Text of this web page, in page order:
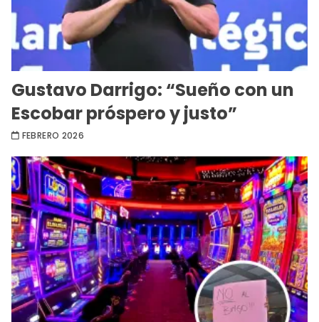
Gustavo Darrigo: “Sueño con un
Escobar próspero y justo”
FEBRERO 2026